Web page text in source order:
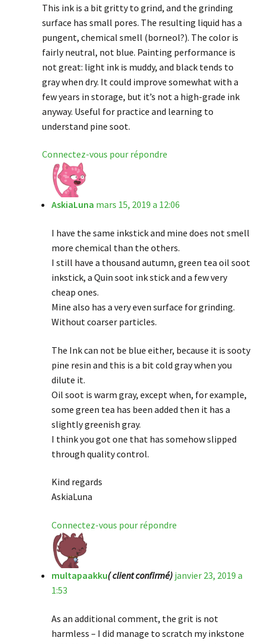
This ink is a bit gritty to grind, and the grinding
surface has small pores. The resulting liquid has a
pungent, chemical smell (borneol?). The color is
fairly neutral, not blue. Painting performance is
not great: light ink is muddy, and black tends to
gray when dry. It could improve somewhat with a
few years in storage, but it’s not a high-grade ink
anyway. Useful for practice and learning to
understand pine soot.
Connectez-vous pour répondre
AskiaLuna mars 15, 2019 a 12:06
I have the same inkstick and mine does not smell
more chemical than the others.
I still have a thousand autumn, green tea oil soot
inkstick, a Quin soot ink stick and a few very
cheap ones.
Mine also has a very even surface for grinding.
Without coarser particles.
The Ink can not be blue either, because it is sooty
pine resin and this is a bit cold gray when you
dilute it.
Oil soot is warm gray, except when, for example,
some green tea has been added then it has a
slightly greenish gray.
I think you got one that has somehow slipped
through quality control.
Kind regards
AskiaLuna
Connectez-vous pour répondre
multapaakku( client confirmé) janvier 23, 2019 a
1:53
As an additional comment, the grit is not
harmless – I did manage to scratch my inkstone